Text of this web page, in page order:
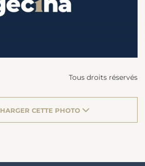
Tous droits réservés
CETTE PHOTO